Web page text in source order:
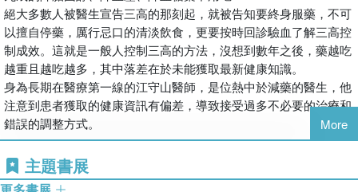
絕大多數人被醫生宣告三高的那刻起，就被告知要終身服藥，不可
以擅自停藥，厲行忌口的清淡飲食，更要按時回診驗血了解三高控
制成效。這就是一般人控制三高的方法，沒想到數年之後，藥越吃
越重且越吃越多，其中落差在於未能獲取最新健康知識。
身為長期在醫療第一線的江守山醫師，是位熱中於減藥的醫生，他
注意到患者獲取的健康資訊有偏差，導致接受過多不必要的治療和
錯誤的調整方式。
▌Point 1＞找出生病原因，比起追求漂亮數字更重要
作者認為數字無法準確反映我們的身體是否處於潛在的健康風險
More
主題書展